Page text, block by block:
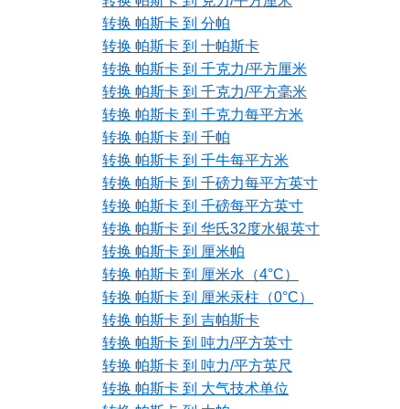
转换 帕斯卡 到 分帕
转换 帕斯卡 到 十帕斯卡
转换 帕斯卡 到 千克力/平方厘米
转换 帕斯卡 到 千克力/平方毫米
转换 帕斯卡 到 千克力每平方米
转换 帕斯卡 到 千帕
转换 帕斯卡 到 千牛每平方米
转换 帕斯卡 到 千磅力每平方英寸
转换 帕斯卡 到 千磅每平方英寸
转换 帕斯卡 到 华氏32度水银英寸
转换 帕斯卡 到 厘米帕
转换 帕斯卡 到 厘米水（4°C）
转换 帕斯卡 到 厘米汞柱（0°C）
转换 帕斯卡 到 吉帕斯卡
转换 帕斯卡 到 吨力/平方英寸
转换 帕斯卡 到 吨力/平方英尺
转换 帕斯卡 到 大气技术单位